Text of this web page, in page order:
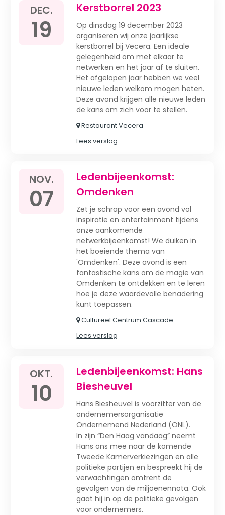
DEC.
19
Kerstborrel 2023
Op dinsdag 19 december 2023
organiseren wij onze jaarlijkse
kerstborrel bij Vecera. Een ideale
gelegenheid om met elkaar te
netwerken en het jaar af te sluiten.
Het afgelopen jaar hebben we veel
nieuwe leden welkom mogen heten.
Deze avond krijgen alle nieuwe leden
de kans om zich voor te stellen.
Restaurant Vecera
Lees verslag
NOV.
07
Ledenbijeenkomst:
Omdenken
Zet je schrap voor een avond vol
inspiratie en entertainment tijdens
onze aankomende
netwerkbijeenkomst! We duiken in
het boeiende thema van
'Omdenken'. Deze avond is een
fantastische kans om de magie van
Omdenken te ontdekken en te leren
hoe je deze waardevolle benadering
kunt toepassen.
Cultureel Centrum Cascade
Lees verslag
OKT.
10
Ledenbijeenkomst: Hans
Biesheuvel
Hans Biesheuvel is voorzitter van de
ondernemersorganisatie
Ondernemend Nederland (ONL).
In zijn “Den Haag vandaag” neemt
Hans ons mee naar de komende
Tweede Kamerverkiezingen en alle
politieke partijen en bespreekt hij de
verwachtingen omtrent de
gevolgen van de miljoenennota. Ook
gaat hij in op de politieke gevolgen
voor ondernemers.